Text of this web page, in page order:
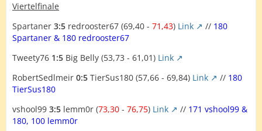
Viertelfinale
Spartaner 3:5 redrooster67 (69,40 - 71,43) Link // 180
Spartaner & 180 redrooster67
Tweety76 1:5 Big Belly (53,73 - 61,01) Link
RobertSedlmeir 0:5 TierSus180 (57,66 - 69,84) Link // 180
TierSus180
vshool99 3:5 lemm0r (73,30 - 76,75) Link // 171 vshool99 &
180, 100 lemm0r